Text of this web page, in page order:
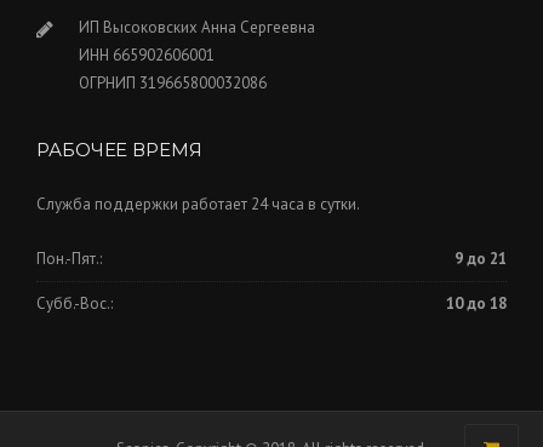
ИП Высоковских Анна Сергеевна
ИНН 665902606001
ОГРНИП 319665800032086
РАБОЧЕЕ ВРЕМЯ
Служба поддержки работает 24 часа в сутки.
Пон.-Пят.: 9 до 21
Субб.-Вос.: 10 до 18